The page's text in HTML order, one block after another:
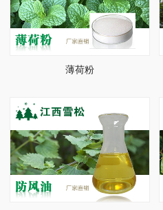
薄荷粉